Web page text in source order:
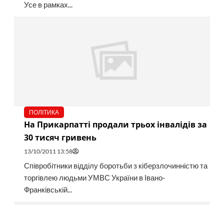
Усе в рамках...
ПОЛІТИКА
На Прикарпатті продали трьох інвалідів за
30 тисяч гривень
13/10/2011 13:58
Співробітники відділу боротьби з кіберзлочинністю та
торгівлею людьми УМВС України в Івано-
Франківській...